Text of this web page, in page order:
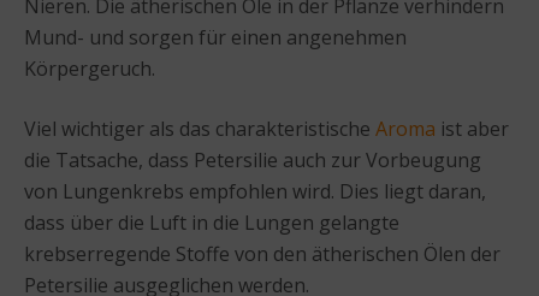
Nieren. Die ätherischen Öle in der Pflanze verhindern
Mund- und sorgen für einen angenehmen
Körpergeruch.
Viel wichtiger als das charakteristische Aroma ist aber
die Tatsache, dass Petersilie auch zur Vorbeugung
von Lungenkrebs empfohlen wird. Dies liegt daran,
dass über die Luft in die Lungen gelangte
krebserregende Stoffe von den ätherischen Ölen der
Petersilie ausgeglichen werden.